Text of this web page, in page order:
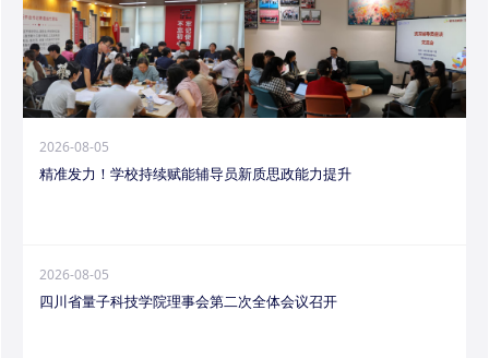
2026-08-05
精准发力！学校持续赋能辅导员新质思政能力提升
2026-08-05
四川省量子科技学院理事会第二次全体会议召开